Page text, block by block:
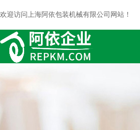
欢迎访问上海阿依包装机械有限公司网站！